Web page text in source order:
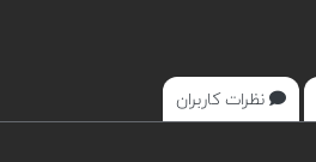
نظرات کاربران